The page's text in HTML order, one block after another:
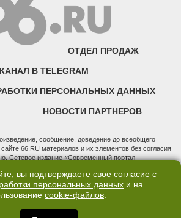
ОТДЕЛ ПРОДАЖ
КАНАЛ В TELEGRAM
ПЕРСОНАЛЬНЫХ ДАННЫХ
НОВОСТИ ПАРТНЕРОВ
сообщение, доведение до всеобщего
66.RU материалов и их элементов без согласия
Сетевое издание «Современный портал
технологий и массовых коммуникаций
номер ЭЛ № ФС 77 - 76634 от 02.09.2019
ответственностью "66.ру". Юридический
редакции и отдела продаж: 620014, Свердловская
вы подтверждаете свое согласие с
персональных данных и на
cookie-файлов.